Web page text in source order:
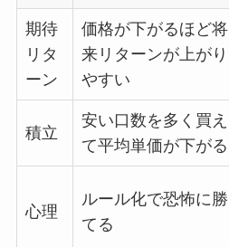
期待
リタ
ーン
価格が下がるほど将
来リターンが上がり
やすい
積立
安い口数を多く買え
て平均単価が下がる
心理
ルール化で恐怖に勝
てる